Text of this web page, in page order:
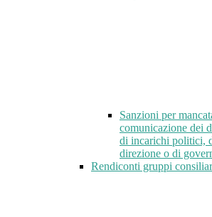
Sanzioni per
comunicazione dei
di incarichi politici,
direzione o di
Rendiconti gruppi